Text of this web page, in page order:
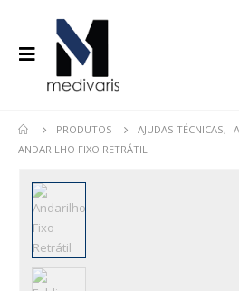
PRODUTOS AJUDAS TÉCNICAS,
ANDARILHO FIXO RETRÁTIL